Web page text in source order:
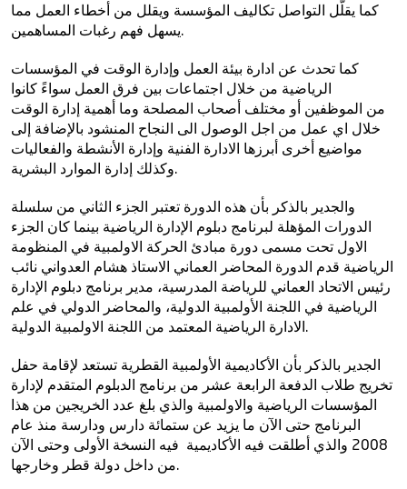
كما يقلّل التواصل تكاليف المؤسسة ويقلل من أخطاء العمل مما
يسهل فهم رغبات المساهمين.
كما تحدث عن ادارة بيئة العمل وإدارة الوقت في المؤسسات
الرياضية من خلال اجتماعات بين فرق العمل سواءً كانوا
من الموظفين أو مختلف أصحاب المصلحة وما أهمية إدارة الوقت
خلال اي عمل من اجل الوصول الى النجاح المنشود بالإضافة إلى
مواضيع أخرى أبرزها الادارة الفنية وإدارة الأنشطة والفعاليات
وكذلك إدارة الموارد البشرية.
والجدير بالذكر بأن هذه الدورة تعتبر الجزء الثاني من سلسلة
الدورات المؤهلة لبرنامج دبلوم الإدارة الرياضية بينما كان الجزء
الاول تحت مسمى دورة مبادئ الحركة الاولمبية في المنظومة
الرياضية قدم الدورة المحاضر العماني الاستاذ هشام العدواني نائب
رئيس الاتحاد العماني للرياضة المدرسية، مدير برنامج دبلوم الإدارة
الرياضية في اللجنة الأولمبية الدولية، والمحاضر الدولي في علم
الادارة الرياضية المعتمد من اللجنة الاولمبية الدولية.
الجدير بالذكر بأن الأكاديمية الأولمبية القطرية تستعد لإقامة حفل
تخريج طلاب الدفعة الرابعة عشر من برنامج الدبلوم المتقدم لإدارة
المؤسسات الرياضية والاولمبية والذي بلغ عدد الخريجين من هذا
البرنامج حتى الآن ما يزيد عن ستمائة دارس ودارسة منذ عام
2008 والذي أطلقت فيه الأكاديمية فيه النسخة الأولى وحتى الآن
من داخل دولة قطر وخارجها.